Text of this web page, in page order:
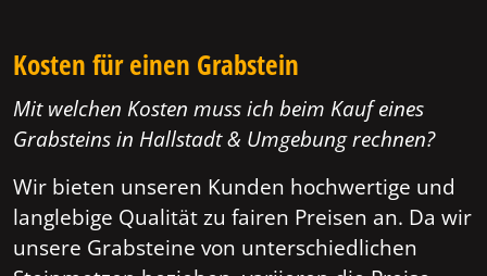
Kosten für einen Grabstein
Mit welchen Kosten muss ich beim Kauf eines
Grabsteins in Hallstadt & Umgebung rechnen?
Wir bieten unseren Kunden hochwertige und
langlebige Qualität zu fairen Preisen an. Da wir
unsere Grabsteine von unterschiedlichen